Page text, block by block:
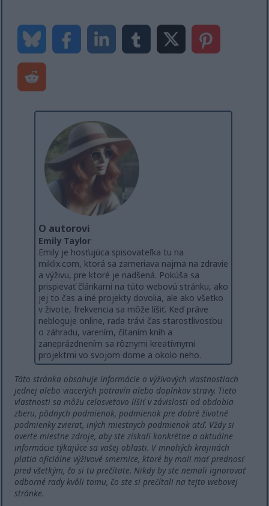
O autorovi
Emily Taylor
Emily je hosťujúca spisovateľka tu na
miklix.com, ktorá sa zameriava najmä na zdravie
a výživu, pre ktoré je nadšená. Pokúša sa
prispievať článkami na túto webovú stránku, ako
jej to čas a iné projekty dovolia, ale ako všetko
v živote, frekvencia sa môže líšiť. Keď práve
nebloguje online, rada trávi čas starostlivosťou
o záhradu, varením, čítaním kníh a
zaneprázdnením sa rôznymi kreatívnymi
projektmi vo svojom dome a okolo neho.
Táto stránka obsahuje informácie o výživových vlastnostiach
jednej alebo viacerých potravín alebo doplnkov stravy. Tieto
vlastnosti sa môžu celosvetovo líšiť v závislosti od obdobia
zberu, pôdnych podmienok, podmienok pre dobré životné
podmienky zvierat, iných miestnych podmienok atď. Vždy si
overte miestne zdroje, aby ste získali konkrétne a aktuálne
informácie týkajúce sa vašej oblasti. V mnohých krajinách
platia oficiálne výživové smernice, ktoré by mali mať prednosť
pred všetkým, čo si tu prečítate. Nikdy by ste nemali ignorovať
odborné rady kvôli tomu, čo ste si prečítali na tejto webovej
stránke.